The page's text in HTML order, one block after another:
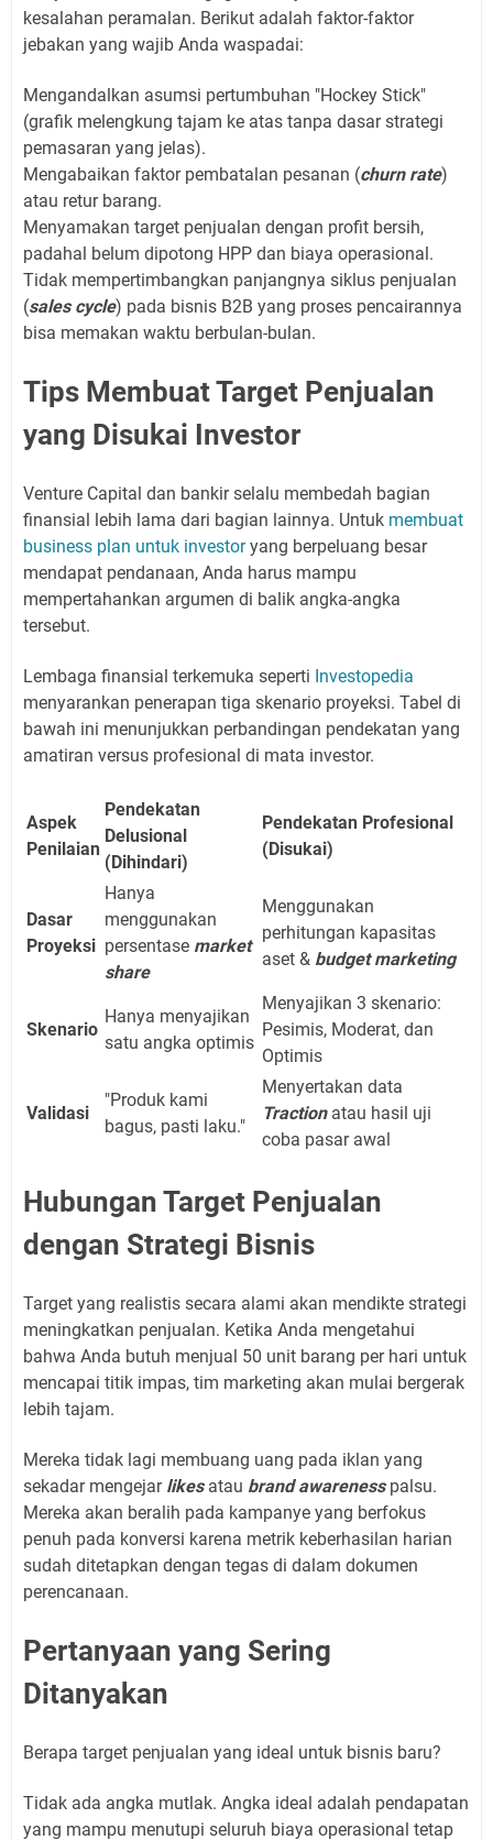
kesalahan peramalan. Berikut adalah faktor-faktor
jebakan yang wajib Anda waspadai:
Mengandalkan asumsi pertumbuhan "Hockey Stick"
(grafik melengkung tajam ke atas tanpa dasar strategi
pemasaran yang jelas).
Mengabaikan faktor pembatalan pesanan (churn rate)
atau retur barang.
Menyamakan target penjualan dengan profit bersih,
padahal belum dipotong HPP dan biaya operasional.
Tidak mempertimbangkan panjangnya siklus penjualan
(sales cycle) pada bisnis B2B yang proses pencairannya
bisa memakan waktu berbulan-bulan.
Tips Membuat Target Penjualan
yang Disukai Investor
Venture Capital dan bankir selalu membedah bagian
finansial lebih lama dari bagian lainnya. Untuk membuat
business plan untuk investoryang berpeluang besar
mendapat pendanaan, Anda harus mampu
mempertahankan argumen di balik angka-angka
tersebut.
Lembaga finansial terkemuka seperti Investopedia
menyarankan penerapan tiga skenario proyeksi. Tabel di
bawah ini menunjukkan perbandingan pendekatan yang
amatiran versus profesional di mata investor.
Aspek
Penilaian
Pendekatan
Delusional
(Dihindari)
Pendekatan Profesional
(Disukai)
Dasar
Proyeksi
Hanya
menggunakan
persentase market
share
Menggunakan
perhitungan kapasitas
aset & budget marketing
Skenario
Hanya menyajikan
satu angka optimis
Menyajikan 3 skenario:
Pesimis, Moderat, dan
Optimis
Validasi
"Produk kami
bagus, pasti laku."
Menyertakan data
Tractionatau hasil uji
coba pasar awal
Hubungan Target Penjualan
dengan Strategi Bisnis
Target yang realistis secara alami akan mendikte strategi
meningkatkan penjualan. Ketika Anda mengetahui
bahwa Anda butuh menjual 50 unit barang per hari untuk
mencapai titik impas, tim marketing akan mulai bergerak
lebih tajam.
Mereka tidak lagi membuang uang pada iklan yang
sekadar mengejar likesatau brand awarenesspalsu.
Mereka akan beralih pada kampanye yang berfokus
penuh pada konversi karena metrik keberhasilan harian
sudah ditetapkan dengan tegas di dalam dokumen
perencanaan.
Pertanyaan yang Sering
Ditanyakan
Berapa target penjualan yang ideal untuk bisnis baru?
Tidak ada angka mutlak. Angka ideal adalah pendapatan
yang mampu menutupi seluruh biaya operasional tetap